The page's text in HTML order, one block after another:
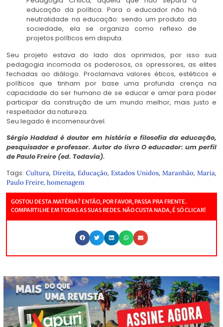
educação da política. Para o educador não há
neutralidade na educação: sendo um produto da
sociedade, ela se organiza como reflexo de
projetos políticos em disputa.
Seu projeto estava do lado dos oprimidos, por isso sua
pedagogia incomoda os poderosos, os opressores, as elites
fechadas ao diálogo. Proclamava valores éticos, estéticos e
políticos que tinham por base uma profunda crença na
capacidade do ser humano de se educar e amar para poder
participar da construção de um mundo melhor, mais justo e
respeitador da natureza.
Seu legado é incomensurável.
Sérgio Haddad é doutor em história e filosofia da educação,
pesquisador e professor. Autor do livro O educador: um perfil
de Paulo Freire (ed. Todavia).
Tags: Cultura, Direita, Educação, Estados Unidos, Maranhão, Maria,
Paulo Freire, homenagem
GOSTOU DESTA MATÉRIA? ENTÃO, POR FAVOR, PASSA PRA FRENTE.
COMPARTILHE EM TODAS AS SUAS REDES. NÃO CUSTA NADA, É SÓ CLICAR!